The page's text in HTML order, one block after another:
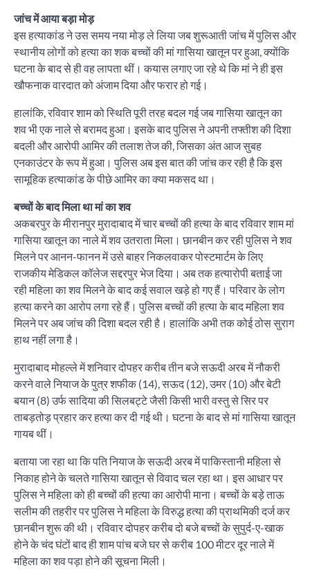
जांच में आया बड़ा मोड़
इस हत्याकांड ने उस समय नया मोड़ ले लिया जब शुरूआती जांच में पुलिस और
स्थानीय लोगों को हत्या का शक बच्चों की मां गासिया खातून पर हुआ, क्योंकि
घटना के बाद से ही वह लापता थीं। कयास लगाए जा रहे थे कि मां ने ही इस
खौफनाक वारदात को अंजाम दिया और फरार हो गई।
हालांकि, रविवार शाम को स्थिति पूरी तरह बदल गई जब गासिया खातून का
शव भी एक नाले से बरामद हुआ। इसके बाद पुलिस ने अपनी तफ्तीश की दिशा
बदली और आरोपी आमिर की तलाश तेज की, जिसका अंत आज सुबह
एनकाउंटर के रूप में हुआ। पुलिस अब इस बात की जांच कर रही है कि इस
सामूहिक हत्याकांड के पीछे आमिर का क्या मकसद था।
बच्चों के बाद मिला था मां का शव
अकबरपुर के मीरानपुर मुरादाबाद में चार बच्चों की हत्या के बाद रविवार शाम मां
गासिया खातून का नाले में शव उतराता मिला। छानबीन कर रही पुलिस ने शव
मिलने पर आनन-फानन में उसे बाहर निकलवाकर पोस्टमार्टम के लिए
राजकीय मेडिकल कॉलेज सद्दरपुर भेज दिया। अब तक हत्यारोपी बताई जा
रही महिला का शव मिलने के बाद कई सवाल खड़े हो गए हैं। परिवार के लोग
हत्या करने का आरोप लगा रहे हैं। पुलिस बच्चों की हत्या के बाद महिला शव
मिलने पर अब जांच की दिशा बदल रही है। हालांकि अभी तक कोई ठोस सुराग
हाथ नहीं लगा है।
मुरादाबाद मोहल्ले में शनिवार दोपहर करीब तीन बजे सऊदी अरब में नौकरी
करने वाले नियाज के पुत्र शफीक (14), सऊद (12), उमर (10) और बेटी
बयान (8) उर्फ सादिया की सिलबट्टे जैसी किसी भारी वस्तु से सिर पर
ताबड़तोड़ प्रहार कर हत्या कर दी गई थी। घटना के बाद से मां गासिया खातून
गायब थीं।
बताया जा रहा था कि पति नियाज के सऊदी अरब में पाकिस्तानी महिला से
निकाह होने के चलते गासिया खातून से विवाद चल रहा था। इस आधार पर
पुलिस ने महिला को ही बच्चों की हत्या का आरोपी माना। बच्चों के बड़े ताऊ
सलीम की तहरीर पर पुलिस ने महिला के विरुद्ध हत्या की प्राथमिकी दर्ज कर
छानबीन शुरू की थी। रविवार दोपहर करीब दो बजे बच्चों के सुपुर्द-ए-खाक
होने के चंद घंटों बाद ही शाम पांच बजे घर से करीब 100 मीटर दूर नाले में
महिला का शव पड़ा होने की सूचना मिली।